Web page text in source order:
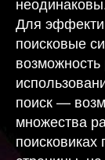
Для
поисковые
поиск —
множества